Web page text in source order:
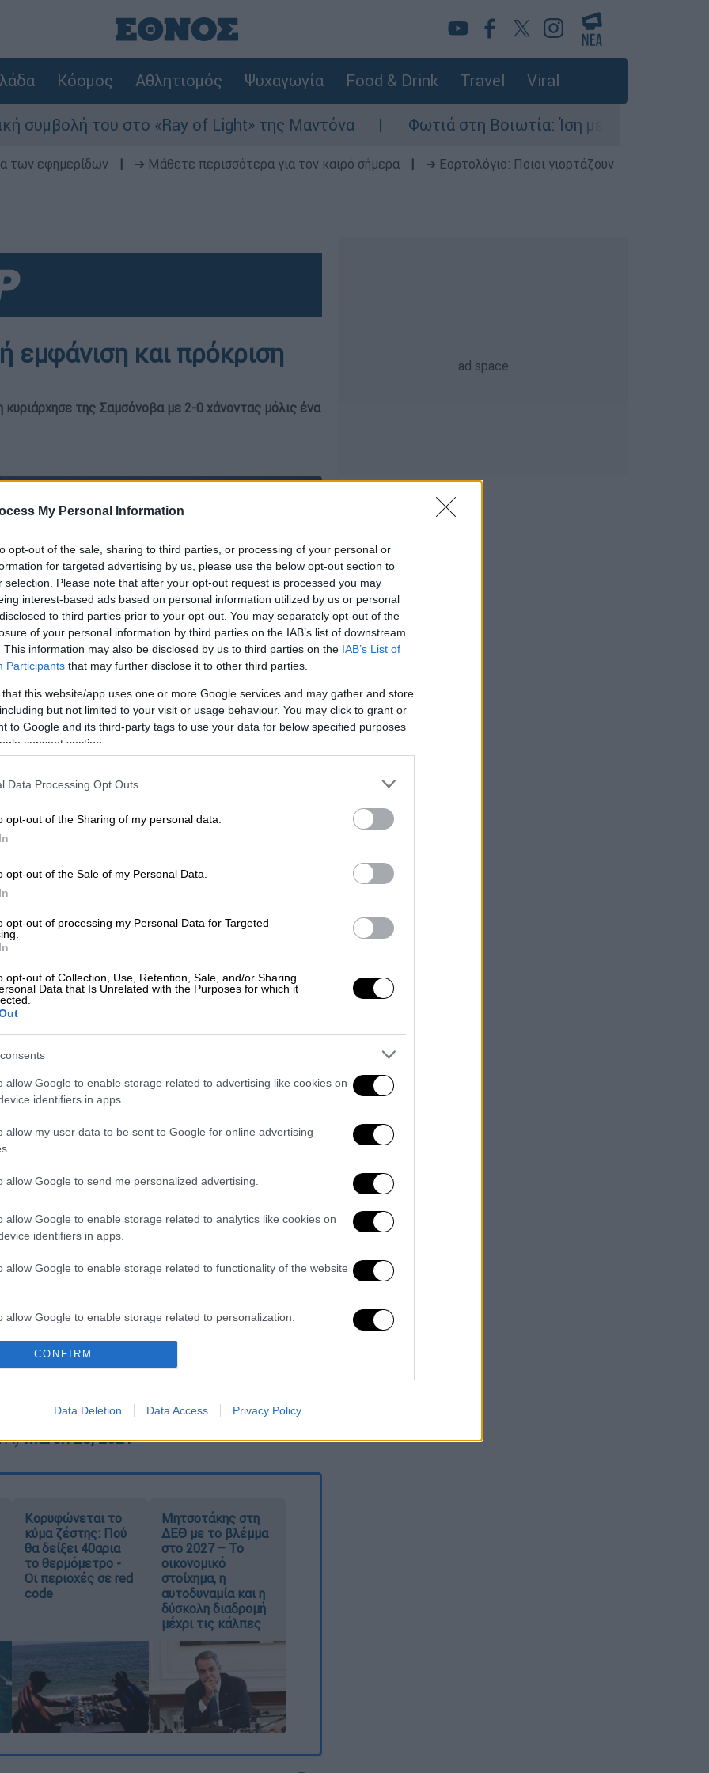
My Personal Information
opt-out of the sale, sharing to third parties, or processing of your personal or
for targeted advertising by us, please use the below opt-out section to
selection. Please note that after your opt-out request is processed you may
interest-based ads based on personal information utilized by us or personal
to third parties prior to your opt-out. You may separately opt-out of the
of your personal information by third parties on the IAB’s list of downstream
This information may also be disclosed by us to third parties on the IAB’s List of
Participants that may further disclose it to other third parties.
that this website/app uses one or more Google services and may gather and store
but not limited to your visit or usage behaviour. You may click to grant or
to Google and its third-party tags to use your data for below specified purposes
consent section.
Data Processing Opt Outs
opt-out of the Sharing of my personal data.
opt-out of the Sale of my Personal Data.
opt-out of processing my Personal Data for Targeted
opt-out of Collection, Use, Retention, Sale, and/or Sharing
Data that Is Unrelated with the Purposes for which it
allow Google to enable storage related to advertising like cookies on
identifiers in apps.
allow my user data to be sent to Google for online advertising
allow Google to send me personalized advertising.
allow Google to enable storage related to analytics like cookies on
identifiers in apps.
allow Google to enable storage related to functionality of the website
allow Google to enable storage related to personalization.
allow Google to enable storage related to security, including
functionality and fraud prevention, and other user protection.
CONFIRM
Data Deletion Data Access Privacy Policy
Κόσμος Αθλητισμός Ψυχαγωγία Food & Drink Travel Viral
του στο «Ray of Light» της Μαντόνα Φωτιά στη Βοιωτία: Ίση με έξι ατομικές
των εφημερίδων ➔ Μάθετε περισσότερα για τον καιρό σήμερα
➔ Εορτολόγιο: Ποιοι γιορτάζουν
εμφάνιση και πρόκριση
της Σαμσόνοβα με 2-0 χάνοντας μόλις ένα
Ελληνίδα τενίστρια κυριάρχησε
τουρνουά.
ότι βρίσκεται σε εξαιρετική
(νο.126) σε μόλις 67 λεπτά με 6-
διοργάνωσης για πρώτη φορά στην
Τζέσικα Πεγκούλα. Η 27χρονη
την Καρολίνα Πλίσκοβα (νο.6) με 6-1, 4-6,
σε μια άκρως ενδιαφέρουσα μάχη.
Τσιτσιπά στο Miami Open
παιχνίδι άνετα και δίχως να χάσει σετ,
Μπήκε σοβαρά στο παιχνίδι και
πόντο, έχοντας εξαιρετικό
Η κορυφαία Ελληνίδα τενίστρια που
να το πετύχει στα κορτ του
SEjcwrcsSI
soars 🚀
won a WTA main draw match dropping
pic.twitter.com/W8uHFW8WyI
March 28, 2021
Κορυφώνεται το
κύμα ζέστης: Πού
θα δείξει 40αρια
το θερμόμετρο -
Οι περιοχές σε red
code
Μητσοτάκης στη
ΔΕΘ με το βλέμμα
στο 2027 – Το
οικονομικό
στοίχημα, η
αυτοδυναμία και η
δύσκολη διαδρομή
μέχρι τις κάλπες